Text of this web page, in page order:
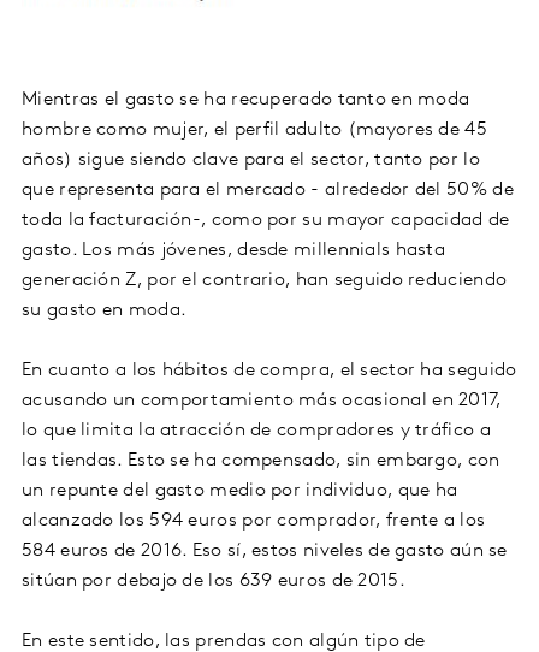
Mientras el gasto se ha recuperado tanto en moda
hombre como mujer, el perfil adulto (mayores de 45
años) sigue siendo clave para el sector, tanto por lo
que representa para el mercado - alrededor del 50% de
toda la facturación-, como por su mayor capacidad de
gasto. Los más jóvenes, desde millennials hasta
generación Z, por el contrario, han seguido reduciendo
su gasto en moda.
En cuanto a los hábitos de compra, el sector ha seguido
acusando un comportamiento más ocasional en 2017,
lo que limita la atracción de compradores y tráfico a
las tiendas. Esto se ha compensado, sin embargo, con
un repunte del gasto medio por individuo, que ha
alcanzado los 594 euros por comprador, frente a los
584 euros de 2016. Eso sí, estos niveles de gasto aún se
sitúan por debajo de los 639 euros de 2015.
En este sentido, las prendas con algún tipo de